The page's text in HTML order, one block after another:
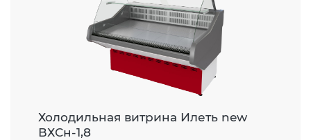
Холодильная витрина Илеть new
ВХСн-1,8